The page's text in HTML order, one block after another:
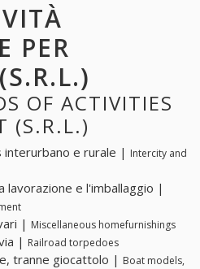
PER
OF ACTIVITIES
(S.R.L.)
e rurale | Intercity and
e l'imballaggio |
| Miscellaneous homefurnishings
| Railroad torpedoes
tranne giocattolo | Boat models,